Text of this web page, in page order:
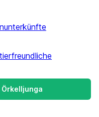
Örkelljunga